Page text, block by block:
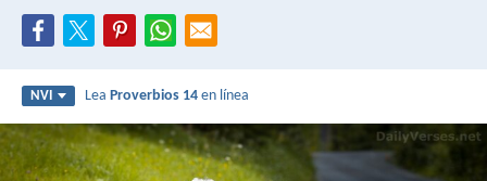
NVI LeaProverbios 14 en línea